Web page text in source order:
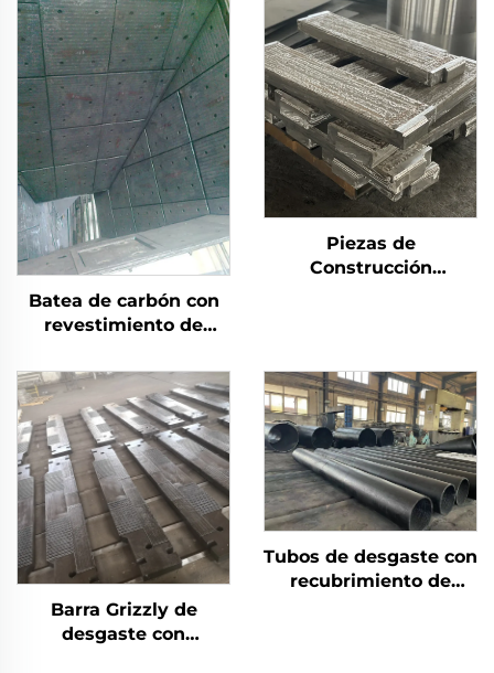
Batea de carbón con
revestimiento de
de cromo
Piezas de
Construcción
Barra Grizzly de
desgaste con
Tubos de desgaste con
recubrimiento de